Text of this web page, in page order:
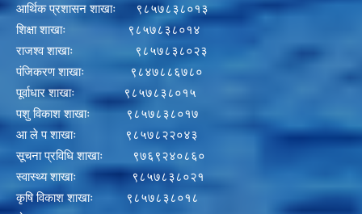
आर्थिक प्रशासन शाखाः ९८५७८३८०१३
शिक्षा शाखाः ९८५७८३८०१४
राजश्व शाखाः ९८५७८३८०२३
पंजिकरण शाखाः ९८४७८८६७८०
पूर्वाधार शाखाः ९८५७८३८०१५
पशु विकाश शाखाः ९८५७८३८०१७
आ ले प शाखाः ९८५७८२२०४३
सूचना प्रविधि शाखाः ९७६९२४०८६०
स्वास्थ्य शाखाः ९८५७८३८०२१
कृषि विकाश शाखाः ९८५७८३८०१८